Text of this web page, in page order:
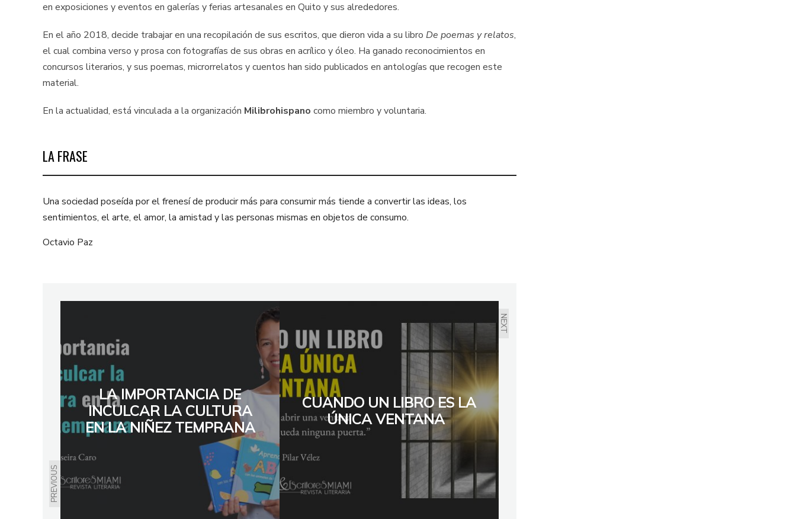
en exposiciones y eventos en galerías y ferias artesanales en Quito y sus alrededores.
En el año 2018, decide trabajar en una recopilación de sus escritos, que dieron vida a su libro De poemas y relatos,
el cual combina verso y prosa con fotografías de sus obras en acrílico y óleo. Ha ganado reconocimientos en
concursos literarios, y sus poemas, microrrelatos y cuentos han sido publicados en antologías que recogen este
material.
En la actualidad, está vinculada a la organización Milibrohispano como miembro y voluntaria.
LA FRASE
Una sociedad poseída por el frenesí de producir más para consumir más tiende a convertir las ideas, los
sentimientos, el arte, el amor, la amistad y las personas mismas en objetos de consumo.
Octavio Paz
PREVIOUS
LA IMPORTANCIA DE
INCULCAR LA CULTURA
EN LA NIÑEZ TEMPRANA
NEXT
CUANDO UN LIBRO ES LA
ÚNICA VENTANA